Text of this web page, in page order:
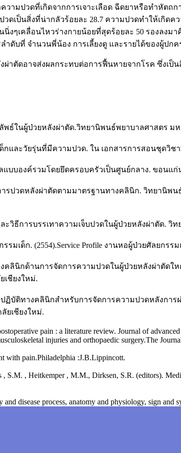
ความปวดที่เกิดจากการเจาะเลือด ฉีดยาหรือทำหัต
ดเป็นสิ่งที่น่ากลัวร้อยละ 28.7 ความปวดทำให้เกิด
ๆเคลื่อนไหวร่างกายน้อยที่สุดร้อยละ 50 รองลงม
ำดับที่ จำนวนพี่น้อง การเลี้ยงดู และรายได้ของผู้ป
าตัดอาจส่งผลกระทบต่อการฟื้นหายจากโรค ซึ่งเ
ลัพธ์ในผู้ป่วยหลังผ่าตัด.วิทยานิพนธ์พยาบาลศาสต
กและวัยรุ่นที่มีความปวด. ใน เอกสารการสอนชุดวิ
แบบองค์รวมโดยยึดครอบครัวเป็นศูนย์กลาง. ขอนแ
การปวดหลังผ่าตัดตามมาตรฐานทางคลินิก. วิทย
ละวิธีการบรรเทาความเจ็บปวดในผู้ป่วยหลังผ่าตั
มเด็ก. (2554).Service Profile งานหอผู้ป่วยศัลยก
ลินิกด้านการจัดการความปวดในผู้ป่วยหลังผ่าตัด
ชียงใหม่.
ฏิบัติทางคลินิกสำหรับการจัดการความปวดหลังก
ยเชียงใหม่.
pain : a literature review. Journal of
injuries and orthopaedic surgery.The
with pain.Philadelphia :J.B.Lippincott.
S.M. , Heitkemper , M.M., Dirksen, S.R. (editors).
disease process, anatomy and physiology, sign and